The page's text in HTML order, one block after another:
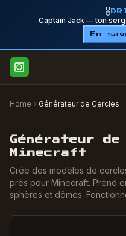
🎖️
Captain Jack — ton
En
Home Générateur de Cercles
Générateur de
Minecraft
Crée des modèles de
près pour Minecraft. Prend
sphères et dômes.